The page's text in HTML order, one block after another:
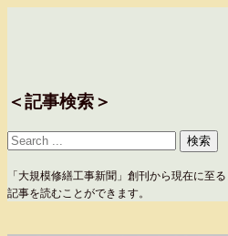
＜記事検索＞
「大規模修繕工事新聞」創刊から現在に至
記事を読むことができます。